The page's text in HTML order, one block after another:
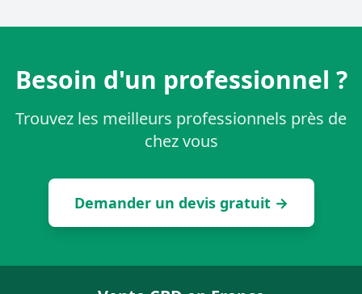
Besoin d'un professionnel ?
Trouvez les meilleurs professionnels près de
chez vous
Demander un devis gratuit →